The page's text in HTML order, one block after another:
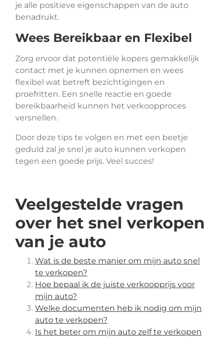
je alle positieve eigenschappen van de auto
benadrukt.
Wees Bereikbaar en Flexibel
Zorg ervoor dat potentiële kopers gemakkelijk
contact met je kunnen opnemen en wees
flexibel wat betreft bezichtigingen en
proefritten. Een snelle reactie en goede
bereikbaarheid kunnen het verkoopproces
versnellen.
Door deze tips te volgen en met een beetje
geduld zal je snel je auto kunnen verkopen
tegen een goede prijs. Veel succes!
Veelgestelde vragen
over het snel verkopen
van je auto
Wat is de beste manier om mijn auto snel
te verkopen?
Hoe bepaal ik de juiste verkoopprijs voor
mijn auto?
Welke documenten heb ik nodig om mijn
auto te verkopen?
Is het beter om mijn auto zelf te verkopen